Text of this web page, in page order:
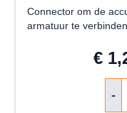
Connector om de
armatuur te verbinden
€
-